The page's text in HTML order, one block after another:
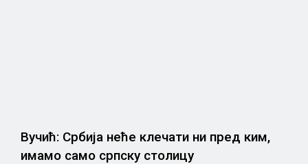
Вучић: Србија неће клечати ни пред ким,
имамо само српску столицу